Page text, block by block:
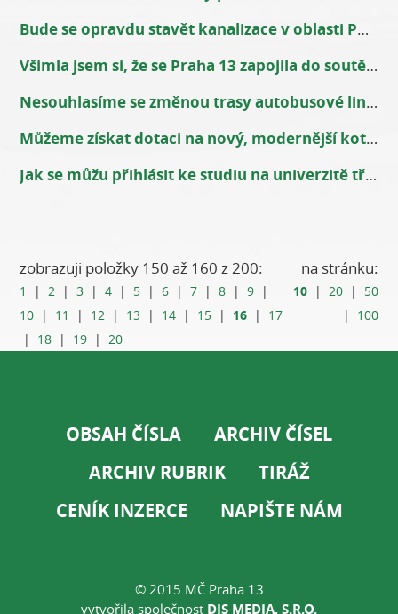
Bude se opravdu stavět kanalizace v oblasti Pod Zličínem?
Všimla jsem si, že se Praha 13 zapojila do soutěže o Rákosníčkovo hřiště. Prý to dopadlo dobře. Dostaneme tedy hřiště?
Nesouhlasíme se změnou trasy autobusové linky č. 142. Jak se rozhodnete vy, pane starosto?
Můžeme získat dotaci na nový, modernější kotel?
Jak se můžu přihlásit ke studiu na univerzitě třetího věku?
zobrazuji položky 150 až 160 z 200:
1 | 2 |3 |4 | 5 |6 |7 |8 |9 |
10 | 11 | 12 | 13 | 14 | 15 | 16 | 17
| 18 | 19 | 20
na stránku:
10| 20| 50
| 100
OBSAH ČÍSLA
ARCHIV ČÍSEL
ARCHIV RUBRIK
TIRÁŽ
CENÍK INZERCE
NAPIŠTE NÁM
© 2015 MČ Praha 13
vytvořila společnost DIS MEDIA, S.R.O.